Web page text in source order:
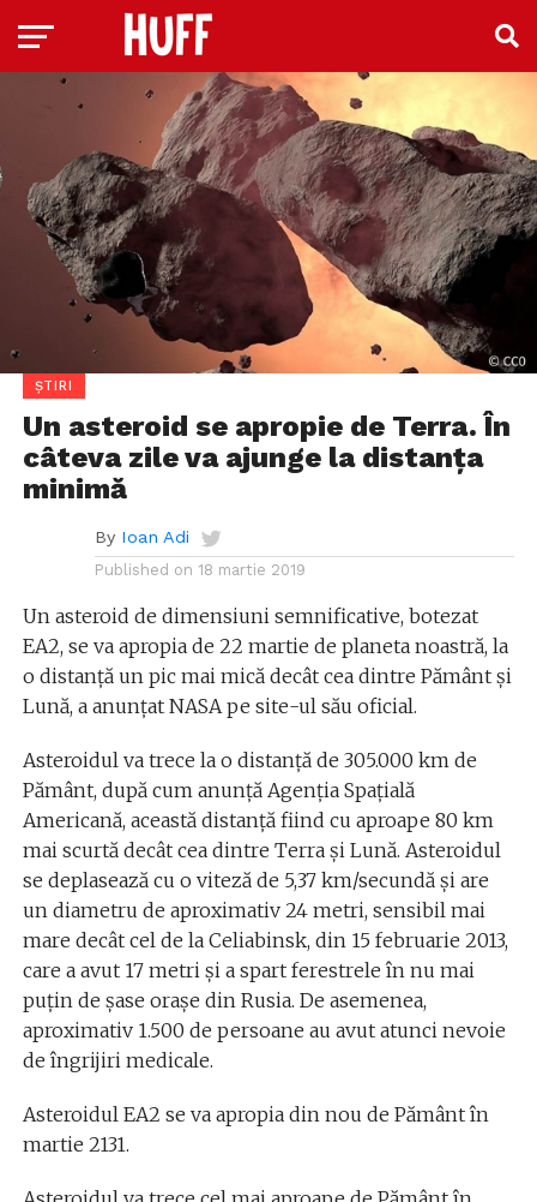
ȘTIRI
Un asteroid se apropie de Terra. În
câteva zile va ajunge la distanţa
minimă
By Ioan Adi
Published on 18 martie 2019
Un asteroid de dimensiuni semnificative, botezat
EA2, se va apropia de 22 martie de planeta noastră, la
o distanță un pic mai mică decât cea dintre Pământ și
Lună, a anunțat NASA pe site-ul său oficial.
Asteroidul va trece la o distanţă de 305.000 km de
Pământ, după cum anunţă Agenţia Spaţială
Americană, această distanţă fiind cu aproape 80 km
mai scurtă decât cea dintre Terra şi Lună. Asteroidul
se deplasează cu o viteză de 5,37 km/secundă şi are
un diametru de aproximativ 24 metri, sensibil mai
mare decât cel de la Celiabinsk, din 15 februarie 2013,
care a avut 17 metri şi a spart ferestrele în nu mai
puţin de şase oraşe din Rusia. De asemenea,
aproximativ 1.500 de persoane au avut atunci nevoie
de îngrijiri medicale.
Asteroidul EA2 se va apropia din nou de Pământ în
martie 2131.